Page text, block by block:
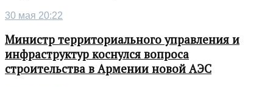
30 мая 20:22
Министр территориального управления и
инфраструктур коснулся вопроса
строительства в Армении новой АЭС